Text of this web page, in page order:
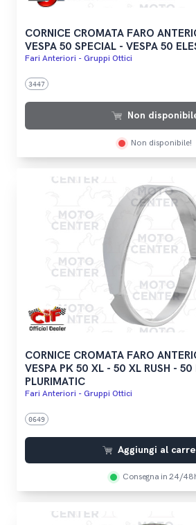
CORNICE CROMATA FARO
VESPA 50 SPECIAL - VESPA 50
Fari Anteriori - Gruppi Ottici
3447
Non
Non disponibile!
CORNICE CROMATA FARO
VESPA PK 50 XL - 50 XL RUSH -
PLURIMATIC
Fari Anteriori - Gruppi Ottici
0649
Aggiungi al
Consegna in 24/